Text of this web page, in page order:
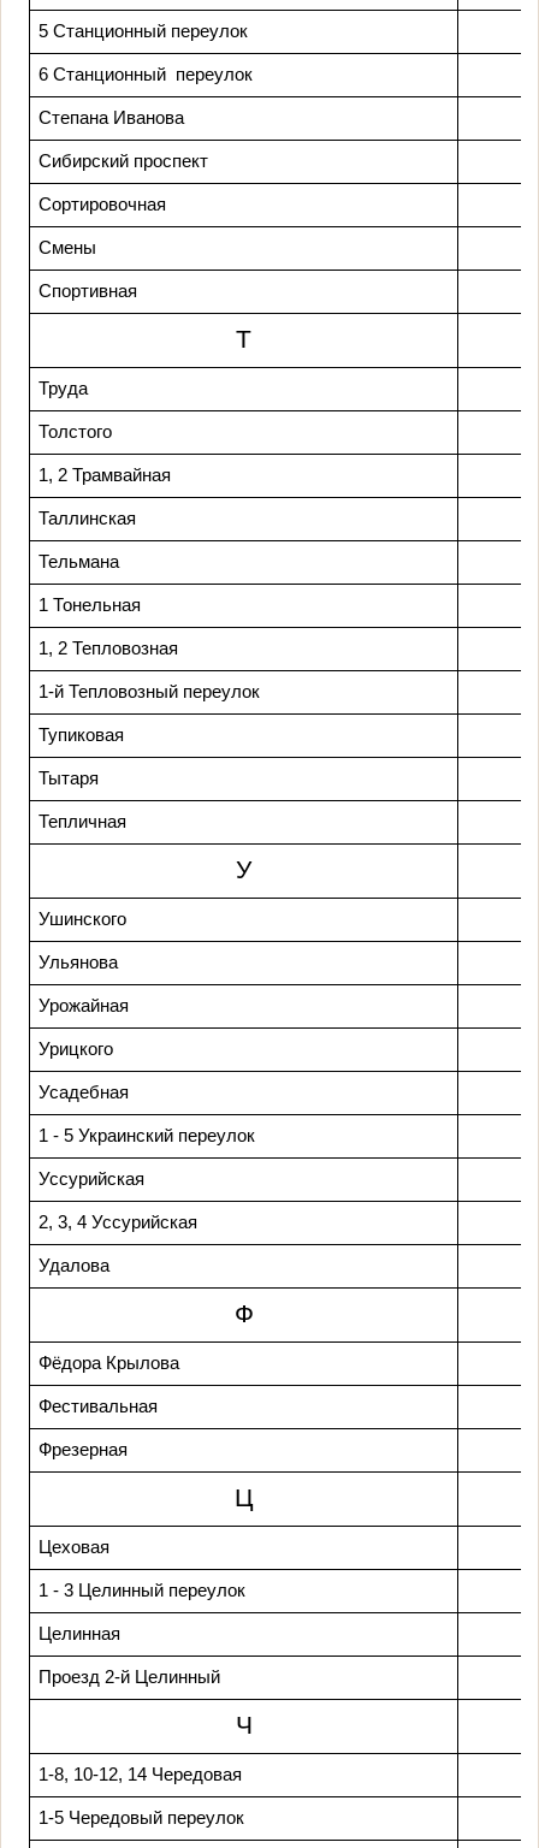
5 Станционный переулок
6 Станционный переулок
Степана Иванова
Сибирский проспект
Сортировочная
Смены
Спортивная
Т
Труда
Толстого
1, 2 Трамвайная
Таллинская
Тельмана
1 Тонельная
1, 2 Тепловозная
1-й Тепловозный переулок
Тупиковая
Тытаря
Тепличная
У
Ушинского
Ульянова
Урожайная
Урицкого
Усадебная
1 - 5 Украинский переулок
Уссурийская
2, 3, 4 Уссурийская
Удалова
Ф
Фёдора Крылова
Фестивальная
Фрезерная
Ц
Цеховая
1 - 3 Целинный переулок
Целинная
Проезд 2-й Целинный
Ч
1-8, 10-12, 14 Чередовая
1-5 Чередовый переулок